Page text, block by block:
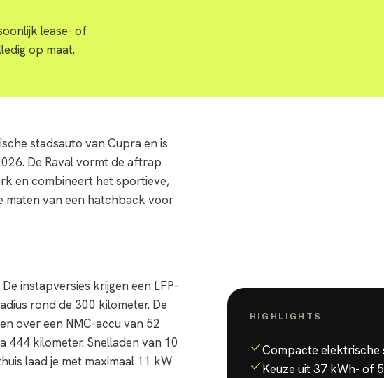
lease- of
op maat.
stadsauto van Cupra en is
De Raval vormt de aftrap
en combineert het sportieve,
van een hatchback voor
instapversies krijgen een LFP-
rond de 300 kilometer. De
over een NMC-accu van 52
kilometer. Snelladen van 10
laad je met maximaal 11 kW
HIGHLIGHTS
Compacte
Keuze uit 37 kWh- of